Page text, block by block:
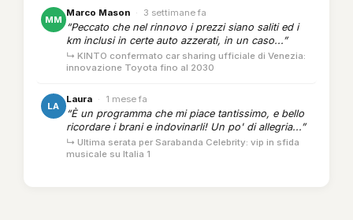
MM
Marco Mason · 3 settimane fa
“Peccato che nel rinnovo i prezzi siano saliti ed i
km inclusi in certe auto azzerati, in un caso...”
↳ KINTO confermato car sharing ufficiale di Venezia:
innovazione Toyota fino al 2030
LA
Laura · 1 mese fa
“È un programma che mi piace tantissimo, e bello
ricordare i brani e indovinarli! Un po' di allegria...”
↳ Ultima serata per Sarabanda Celebrity: vip in sfida
musicale su Italia 1